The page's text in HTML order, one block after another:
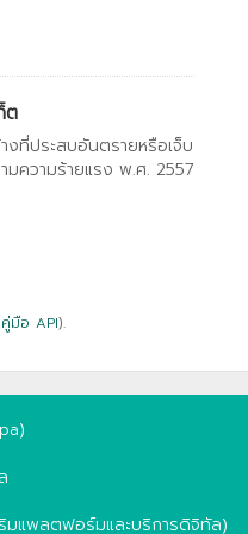
ต
ที่ประสบอันตรายหรือเจ็บ
มความร้ายแรง พ.ศ. 2557
คู่มือ API).
แพลตฟอร์มและบริการดิจิทัล)